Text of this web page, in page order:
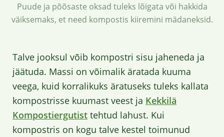
Puude ja põõsaste oksad tuleks lõigata või hakkida
väiksemaks, et need kompostis kiiremini mädaneksid.
Talve jooksul võib kompostri sisu jaheneda ja
jäätuda. Massi on võimalik äratada kuuma
veega, kuid korralikuks äratuseks tuleks kallata
kompostrisse kuumast veest ja Kekkilä
Kompostiergutist tehtud lahust. Kui
kompostris on kogu talve kestel toimunud